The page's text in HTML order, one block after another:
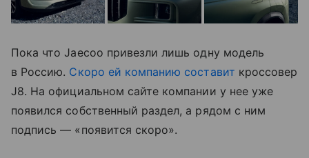
Пока что Jaecoo привезли лишь одну модель
в Россию. Скоро ей компанию составит кроссовер
J8. На официальном сайте компании у нее уже
появился собственный раздел, а рядом с ним
подпись — «появится скоро».